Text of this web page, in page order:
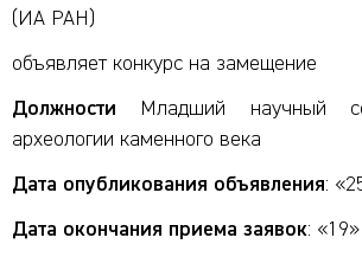
(ИА РАН)
объявляет конкурс на замещение
Должности Младший научный
археологии каменного века
Дата опубликования объявления:
Дата окончания приема заявок: